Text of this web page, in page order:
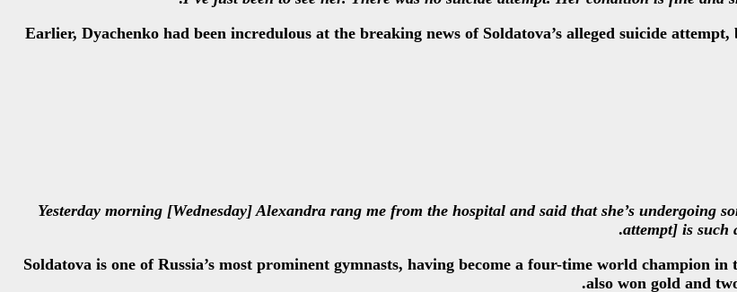
Earlier, Dyachenko had been incredulous at the breaking news of Soldatova’s alleged suicide
“Yesterday morning [Wednesday] Alexandra rang me from the hospital and said that she’s
attempt] is such
.
Soldatova is one of Russia’s most prominent gymnasts, having become a four-time world champion
also won gold and